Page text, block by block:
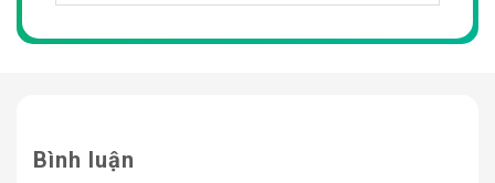
Bình luận